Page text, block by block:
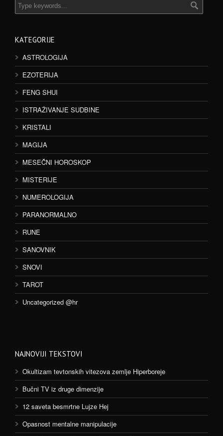
KATEGORIJE
ASTROLOGIJA
EZOTERIJA
FENG SHUI
ISTRAŽIVANJE SUDBINE
KRISTALI
MAGIJA
MESEČNI HOROSKOP
MISTERIJE
NUMEROLOGIJA
PARANORMALNO
RUNE
SANOVNIK
SNOVI
TAROT
Uncategorized @hr
NAJNOVIJI TEKSTOVI
Okultizam tevtonskih vitezova zemlje Hiperboreje
Bučni TV iz druge dimenzije
12 saveta besmrtne Lujze Hej
Opasnost mentalne manipulacije